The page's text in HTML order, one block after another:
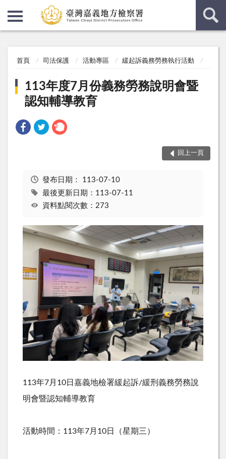
首頁 司法保護 活動專區 緩起訴義務勞務執行活動
113年度7月份義務勞務說明會暨
認知輔導教育
回上一頁
發布日期： 113-07-10
最後更新日期：113-07-11
資料點閱次數：273
113年7月10日嘉義地檢署緩起訴/緩刑義務勞務說
明會暨認知輔導教育
活動時間：113年7月10日（星期三）